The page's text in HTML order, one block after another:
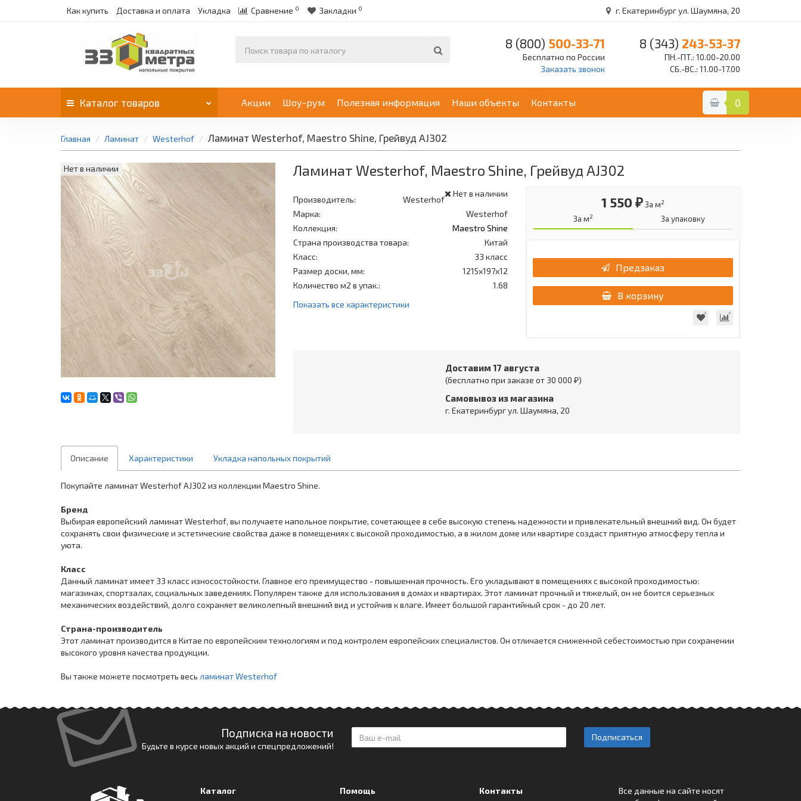
Как купить Доставка и оплата Укладка Сравнение 0 Закладки 0 г. Екатеринбург ул. Шаумяна, 20
8 (800) 500-33-71
Бесплатно по России
Заказать звонок
8 (343) 243-53-37
ПН.-ПТ.: 10.00-20.00
СБ.-ВС.: 11.00-17.00
Каталог товаров Акции Шоу-рум Полезная информация Наши объекты Контакты 0
Главная Ламинат Westerhof Ламинат Westerhof, Maestro Shine, Грейвуд AJ302
Нет в наличии Ламинат Westerhof, Maestro Shine, Грейвуд AJ302
Нет в наличии
Производитель:
Westerhof
Марка:
Westerhof
Коллекция:
Maestro Shine
Страна производства товара:
Китай
Класс:
33 класс
Размер доски, мм:
1215x197x12
Количество м2 в упак.:
1.68
Показать все характеристики
1 550 ₽За м2
За м2 За упаковку
Предзаказ
В корзину
Доставим 17 августа
(бесплатно при заказе от 30 000 ₽)
Самовывоз из магазина
г. Екатеринбург ул. Шаумяна, 20
Описание Характеристики Укладка напольных покрытий
Покупайте ламинат Westerhof AJ302 из коллекции Maestro Shine.
Бренд
Выбирая европейский ламинат Westerhof, вы получаете напольное покрытие, сочетающее в себе высокую степень надежности и привлекательный внешний вид. Он будет
сохранять свои физические и эстетические свойства даже в помещениях с высокой проходимостью, а в жилом доме или квартире создаст приятную атмосферу тепла и
уюта.
Класс
Данный ламинат имеет 33 класс износостойкости. Главное его преимущество - повышенная прочность. Его укладывают в помещениях с высокой проходимостью:
магазинах, спортзалах, социальных заведениях. Популярен также для использования в домах и квартирах. Этот ламинат прочный и тяжелый, он не боится серьезных
механических воздействий, долго сохраняет великолепный внешний вид и устойчив к влаге. Имеет большой гарантийный срок - до 20 лет.
Страна-производитель
Этот ламинат производится в Китае по европейским технологиям и под контролем европейских специалистов. Он отличается сниженной себестоимостью при сохранении
высокого уровня качества продукции.
Вы также можете посмотреть весь ламинат Westerhof
Подписка на новости
Будьте в курсе новых акций и спецпредложений!
Подписаться
Каталог Помощь Контакты
Все данные на сайте носят